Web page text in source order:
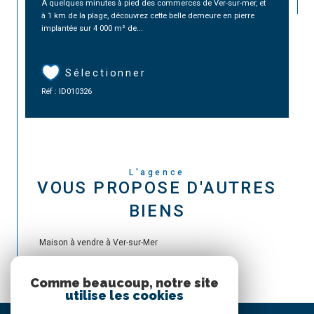
A quelques minutes à pied des commerces de Ver-sur-mer, et
à 1 km de la plage, découvrez cette belle demeure en pierre
implantée sur 4 000 m² de...
Sélectionner
Réf : ID010326
L'agence
VOUS PROPOSE D'AUTRES
BIENS
Maison à vendre à Ver-sur-Mer
Comme beaucoup, notre site
utilise les cookies